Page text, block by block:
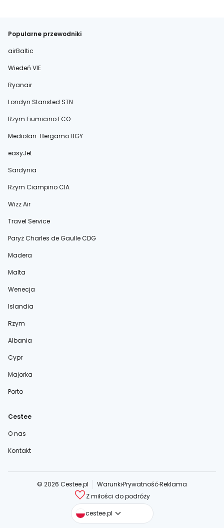
Popularne przewodniki
airBaltic
Wiedeń VIE
Ryanair
Londyn Stansted STN
Rzym Fiumicino FCO
Mediolan-Bergamo BGY
easyJet
Sardynia
Rzym Ciampino CIA
Wizz Air
Travel Service
Paryż Charles de Gaulle CDG
Madera
Malta
Wenecja
Islandia
Rzym
Albania
Cypr
Majorka
Porto
Cestee
O nas
Kontakt
© 2026 Cestee.pl WarunkiPrywatnośćReklama
Z miłości do podróży
cestee.pl
cestee.com
cestee.sk